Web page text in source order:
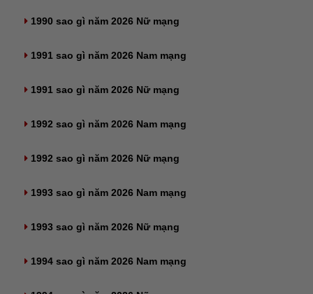
1990 sao gì năm 2026 Nữ mạng
1991 sao gì năm 2026 Nam mạng
1991 sao gì năm 2026 Nữ mạng
1992 sao gì năm 2026 Nam mạng
1992 sao gì năm 2026 Nữ mạng
1993 sao gì năm 2026 Nam mạng
1993 sao gì năm 2026 Nữ mạng
1994 sao gì năm 2026 Nam mạng